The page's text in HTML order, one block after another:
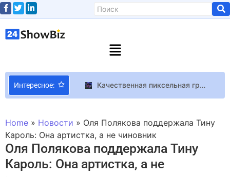
Интересное:
Качественная пиксельная графика, сражения и элементы рогалика в релизном трейлере битемапа Mad King Redemption
Создатель Path of Exile объяснил, почему стоит прислушиваться к жалобам игроков, но игнорировать их предложения и просьбы
Home » Новости » Оля Полякова поддержала Тину
Кароль: Она артистка, а не чиновник
Оля Полякова поддержала Тину
Кароль: Она артистка, а не